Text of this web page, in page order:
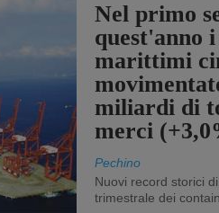
Nel primo
quest'anno
marittimi
miliardi di
merci
Pechino
Nuovi record storici
trimestrale dei